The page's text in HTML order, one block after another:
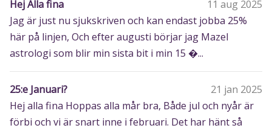
Hej Alla fina
11 aug 2025
Jag är just nu sjukskriven och kan endast jobba 25%
här på linjen, Och efter augusti börjar jag Mazel
astrologi som blir min sista bit i min 15 �...
25:e Januari?
21 jan 2025
Hej alla fina Hoppas alla mår bra, Både jul och nyår är
förbi och vi är snart inne i februari. Det har hänt så